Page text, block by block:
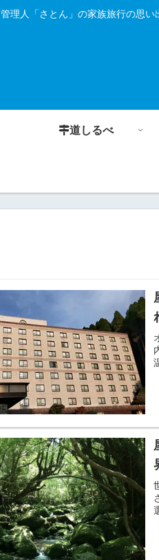
管理人「さとん」の家族旅行の思い
道しるべ